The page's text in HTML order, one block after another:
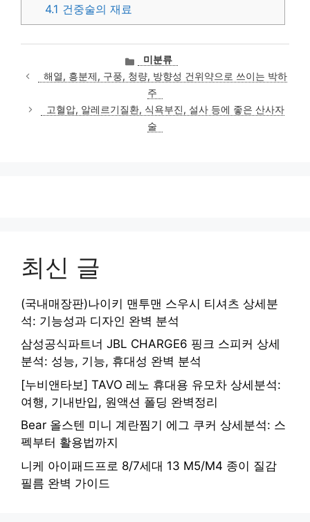
4.1 건중술의 재료
카
테
고
미분류
해열, 흥분제, 구풍, 청량, 방향성 건위약으로 쓰이는 박하
주
고혈압, 알레르기질환, 식욕부진, 설사 등에 좋은 산사자
술
최신 글
(국내매장판)나이키 맨투맨 스우시 티셔츠 상세분
석: 기능성과 디자인 완벽 분석
삼성공식파트너 JBL CHARGE6 핑크 스피커 상세
분석: 성능, 기능, 휴대성 완벽 분석
[누비앤타보] TAVO 레노 휴대용 유모차 상세분석:
여행, 기내반입, 원액션 폴딩 완벽정리
Bear 올스텐 미니 계란찜기 에그 쿠커 상세분석: 스
펙부터 활용법까지
니케 아이패드프로 8/7세대 13 M5/M4 종이 질감
필름 완벽 가이드